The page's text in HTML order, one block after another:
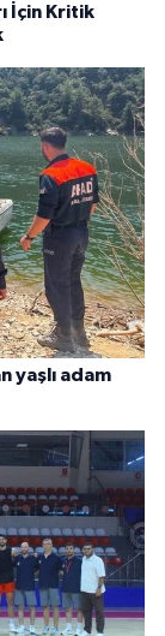
İçin Kritik
yaşlı adam